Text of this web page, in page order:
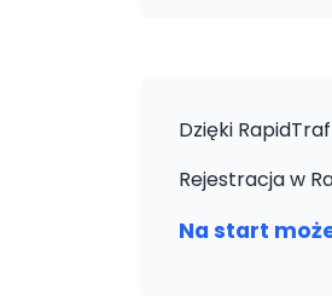
Dzięki
Rejestracja w
Na start